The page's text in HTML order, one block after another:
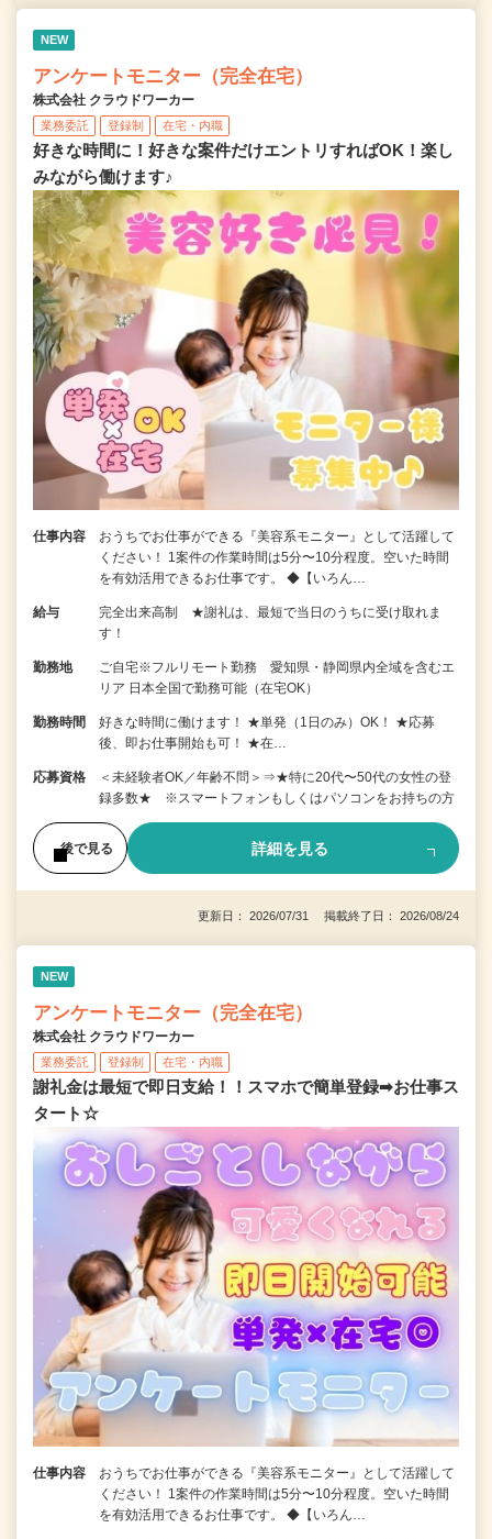
NEW
アンケートモニター（完全在宅）
株式会社 クラウドワーカー
業務委託 登録制 在宅・内職
好きな時間に！好きな案件だけエントリすればOK！楽し
みながら働けます♪
仕事内容
おうちでお仕事ができる『美容系モニター』として活躍して
ください！ 1案件の作業時間は5分〜10分程度。空いた時間
を有効活用できるお仕事です。 ◆【いろん…
給与
完全出来高制 ★謝礼は、最短で当日のうちに受け取れま
す！
勤務地
ご自宅※フルリモート勤務 愛知県・静岡県内全域を含むエ
リア 日本全国で勤務可能（在宅OK）
勤務時間
好きな時間に働けます！ ★単発（1日のみ）OK！ ★応募
後、即お仕事開始も可！ ★在…
応募資格
＜未経験者OK／年齢不問＞⇒★特に20代〜50代の女性の登
録多数★ ※スマートフォンもしくはパソコンをお持ちの方
後で見る 詳細を見る
更新日： 2026/07/31 掲載終了日： 2026/08/24
NEW
アンケートモニター（完全在宅）
株式会社 クラウドワーカー
業務委託 登録制 在宅・内職
謝礼金は最短で即日支給！！スマホで簡単登録➡お仕事ス
タート☆
仕事内容
おうちでお仕事ができる『美容系モニター』として活躍して
ください！ 1案件の作業時間は5分〜10分程度。空いた時間
を有効活用できるお仕事です。 ◆【いろん…